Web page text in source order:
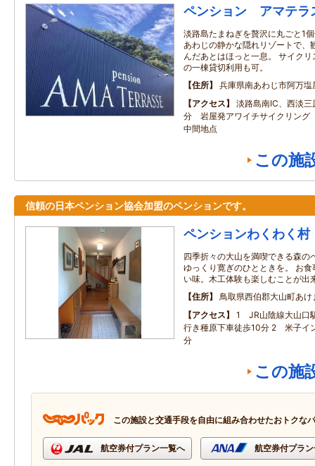
ペンション アマテラ
淡路島たまねぎを贅沢に丸ごと1
あわじの静かな隠れリゾートで、
んだあとはほっと一息。 サイク
の一棟貸切利用も可。
住所
兵庫県南あわじ市阿万
アクセス
淡路島南IC、西淡
分 岩屋発アワイチサイクリング
中間地点
この施
信頼の日本ペンション協会加盟のペンションです。
ペンションわくわく村
四季折々の大山を満喫できる森の
ゆっくり寛ぎのひとときを。 お
い味。木工体験も楽しむことが出
住所
鳥取県西伯郡大山町あ
アクセス
1 JR山陰線大山口
行き種原下車徒歩10分 2 米子イ
分
この施
この施設と交通手段を自由に組み合わせたおトクな
航空券付プラン一覧へ 航空券付プラ